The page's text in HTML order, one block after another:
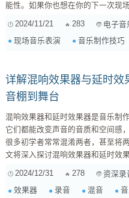
能性。如果你也想在你的下一次现
在一起，以便于快速查找和调整...
2024/11/21 283 电子音
现场音乐表演
音乐制作技巧
详解混响效果器与延时效
音棚到舞台
混响效果器和延时效果器是音乐制
它们都能改变声音的音质和空间感
很多初学者常常混淆两者，甚至将
文将深入探讨混响效果器和延时效
衰减的过程。当声音发出后，会遇
射，这些反射声到达听者耳朵，与
2024/12/31 278 资深录
效果器
录音 混音